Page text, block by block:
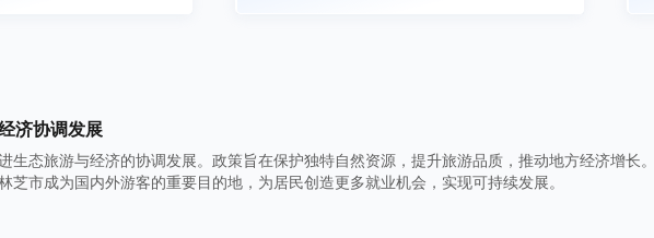
济协调发展
生态旅游与经济的协调发展。政策旨在保护独特自然资源，提升旅游品质，推动地方经济增长
芝市成为国内外游客的重要目的地，为居民创造更多就业机会，实现可持续发展。